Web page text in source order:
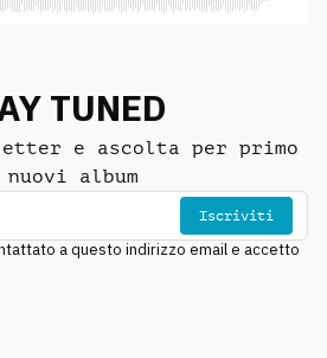
TUNED
e ascolta per primo
album
Iscriviti
a questo indirizzo email e accetto